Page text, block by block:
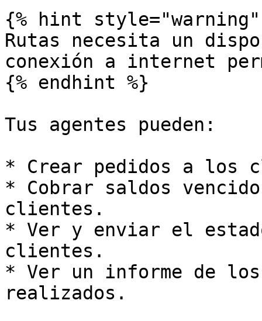
{% hint style="warning"
Rutas necesita un
conexión a internet
{% endhint %}
Tus agentes pueden:
* Crear pedidos a los
* Cobrar saldos
clientes.
* Ver y enviar el
clientes.
* Ver un informe de
realizados.